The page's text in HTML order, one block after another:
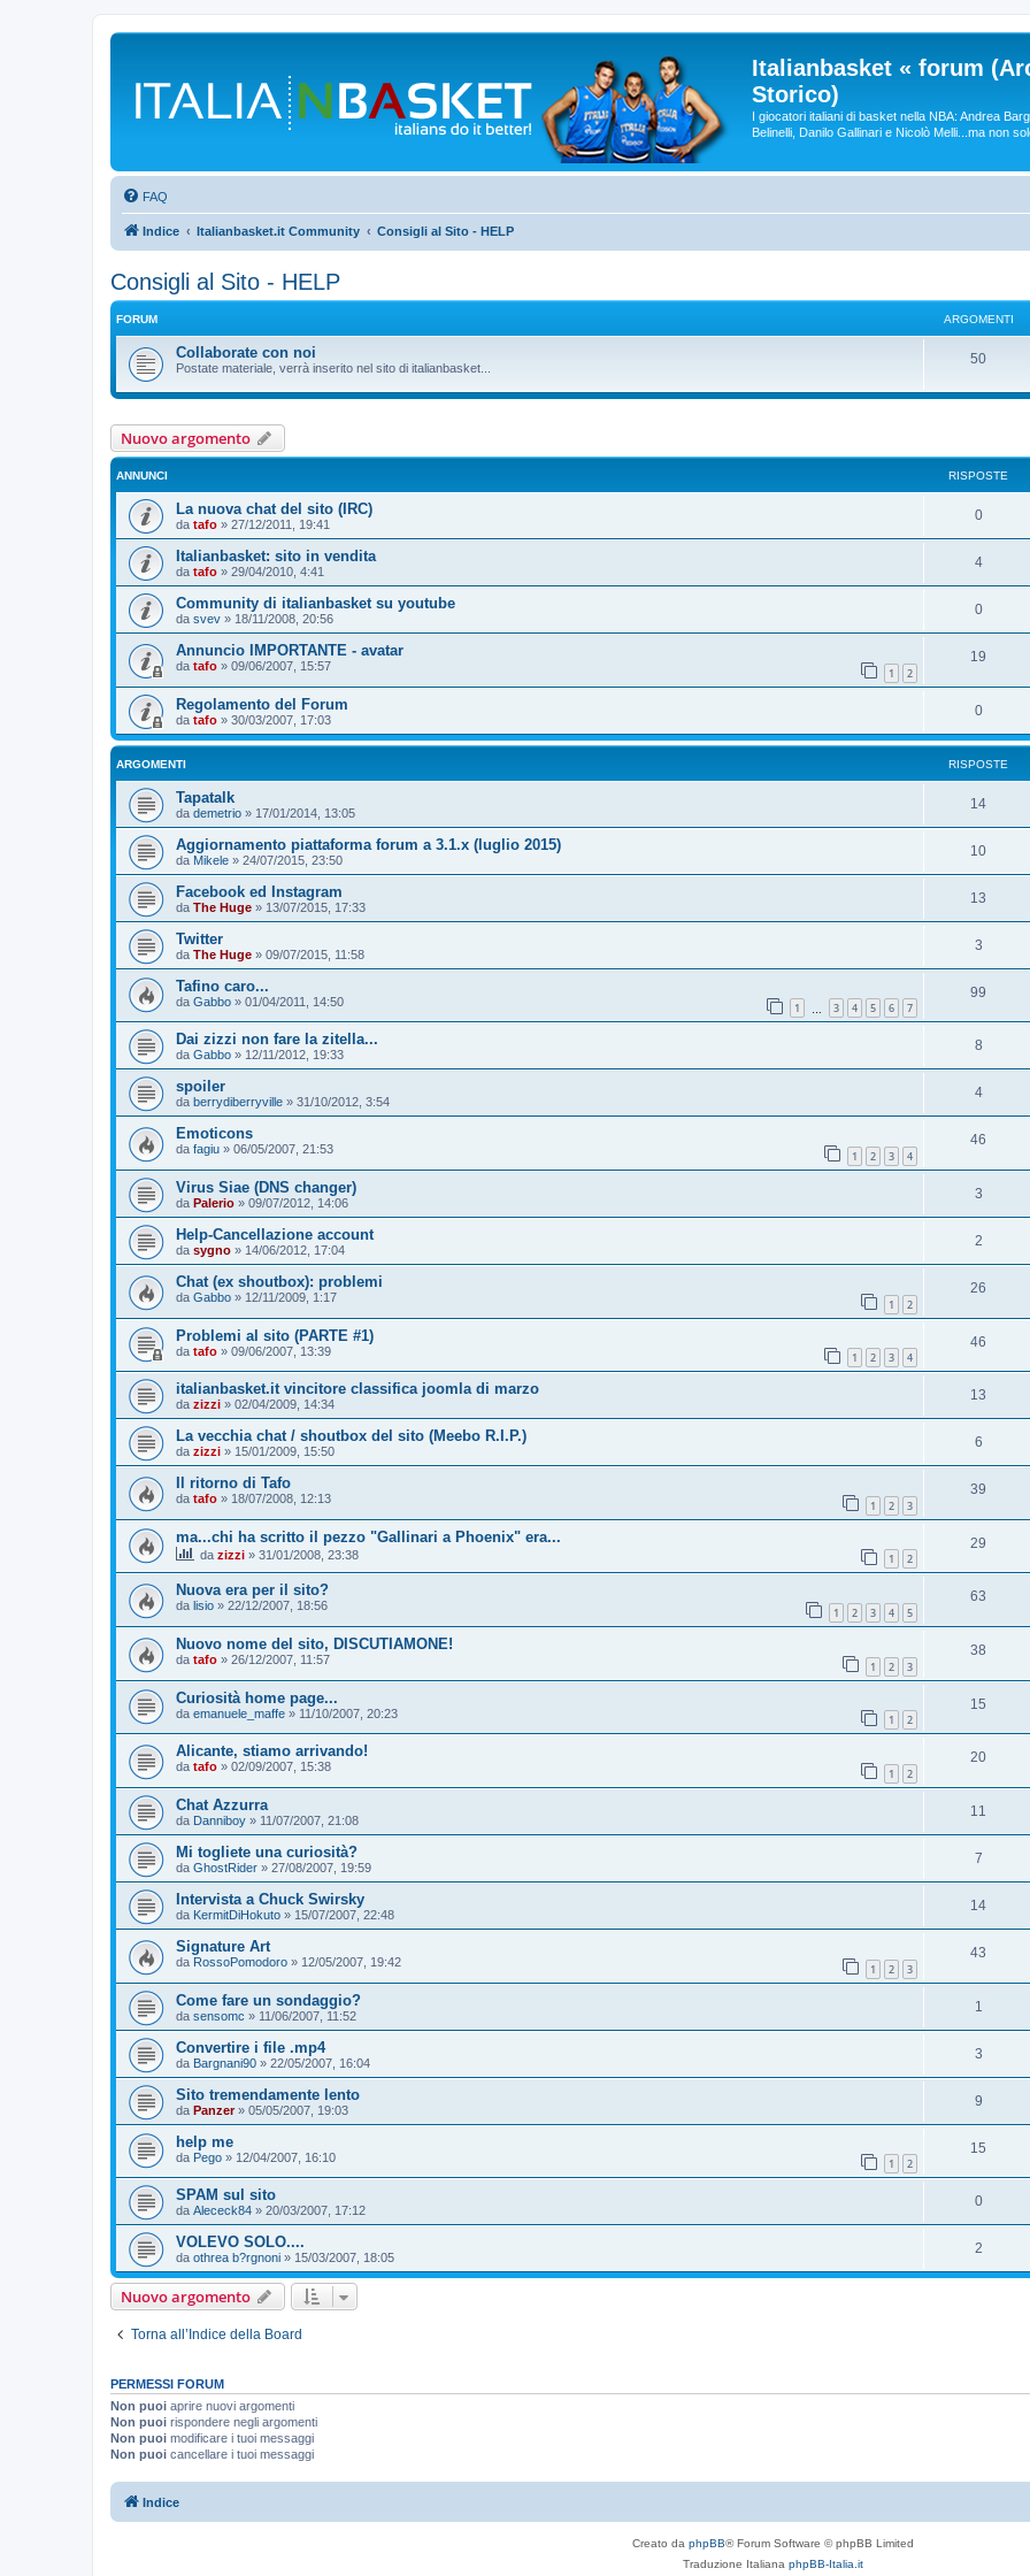
Italianbasket « forum
Storico)
I giocatori italiani di basket nella NBA: Andrea
Belinelli, Danilo Gallinari e Nicolò Melli...ma non
FAQ
Indice Italianbasket.it Community Consigli al Sito - HELP
Consigli al Sito - HELP
FORUM ARGOMENTI
Collaborate con noi
Postate materiale, verrà inserito nel sito di italianbasket...
50
Nuovo argomento
ANNUNCI RISPOSTE
La nuova chat del sito (IRC)
da tafo » 27/12/2011, 19:41
0
Italianbasket: sito in vendita
da tafo » 29/04/2010, 4:41
4
Community di italianbasket su youtube
da svev » 18/11/2008, 20:56
0
Annuncio IMPORTANTE - avatar
da tafo » 09/06/2007, 15:57 1 2
19
Regolamento del Forum
da tafo » 30/03/2007, 17:03
0
ARGOMENTI RISPOSTE
Tapatalk
da demetrio » 17/01/2014, 13:05
14
Aggiornamento piattaforma forum a 3.1.x (luglio 2015)
da Mikele » 24/07/2015, 23:50
10
Facebook ed Instagram
da The Huge » 13/07/2015, 17:33
13
Twitter
da The Huge » 09/07/2015, 11:58
3
Tafino caro...
da Gabbo » 01/04/2011, 14:50 1 3 4 5 6 7
99
Dai zizzi non fare la zitella...
da Gabbo » 12/11/2012, 19:33
8
spoiler
da berrydiberryville » 31/10/2012, 3:54
4
Emoticons
da fagiu » 06/05/2007, 21:53 1 2 3 4
46
Virus Siae (DNS changer)
da Palerio » 09/07/2012, 14:06
3
Help-Cancellazione account
da sygno » 14/06/2012, 17:04
2
Chat (ex shoutbox): problemi
da Gabbo » 12/11/2009, 1:17 1 2
26
Problemi al sito (PARTE #1)
da tafo » 09/06/2007, 13:39 1 2 3 4
46
italianbasket.it vincitore classifica joomla di marzo
da zizzi » 02/04/2009, 14:34
13
La vecchia chat / shoutbox del sito (Meebo R.I.P.)
da zizzi » 15/01/2009, 15:50
6
Il ritorno di Tafo
da tafo » 18/07/2008, 12:13 1 2 3
39
ma...chi ha scritto il pezzo "Gallinari a Phoenix" era...
da zizzi » 31/01/2008, 23:38 1 2
29
Nuova era per il sito?
da lisio » 22/12/2007, 18:56 1 2 3 4 5
63
Nuovo nome del sito, DISCUTIAMONE!
da tafo » 26/12/2007, 11:57 1 2 3
38
Curiosità home page...
da emanuele_maffe » 11/10/2007, 20:23 1 2
15
Alicante, stiamo arrivando!
da tafo » 02/09/2007, 15:38 1 2
20
Chat Azzurra
da Danniboy » 11/07/2007, 21:08
11
Mi togliete una curiosità?
da GhostRider » 27/08/2007, 19:59
7
Intervista a Chuck Swirsky
da KermitDiHokuto » 15/07/2007, 22:48
14
Signature Art
da RossoPomodoro » 12/05/2007, 19:42 1 2 3
43
Come fare un sondaggio?
da sensomc » 11/06/2007, 11:52
1
Convertire i file .mp4
da Bargnani90 » 22/05/2007, 16:04
3
Sito tremendamente lento
da Panzer» 05/05/2007, 19:03
9
help me
da Pego » 12/04/2007, 16:10 1 2
15
SPAM sul sito
da Alececk84 » 20/03/2007, 17:12
0
VOLEVO SOLO....
da othrea b?rgnoni » 15/03/2007, 18:05
2
Nuovo argomento
Torna all’Indice della Board
PERMESSI FORUM
Non puoi aprire nuovi argomenti
Non puoi rispondere negli argomenti
Non puoi modificare i tuoi messaggi
Non puoi cancellare i tuoi messaggi
Indice
Creato da phpBB® Forum Software © phpBB Limited
Traduzione Italiana phpBB-Italia.it